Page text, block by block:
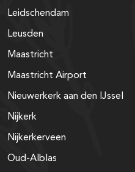
Leidschendam
Leusden
Maastricht
Maastricht Airport
Nieuwerkerk aan den IJssel
Nijkerk
Nijkerkerveen
Oud-Alblas